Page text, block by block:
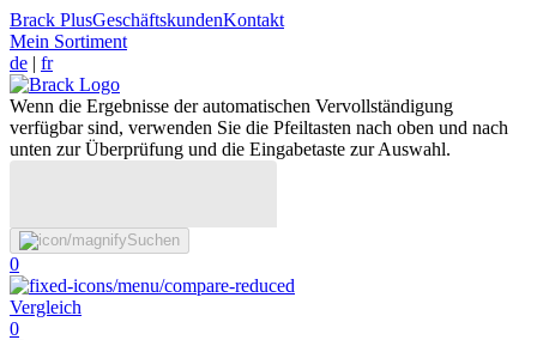
Brack PlusGeschäftskundenKontakt
Mein Sortiment
de | fr
Wenn die Ergebnisse der automatischen Vervollständigung
verfügbar sind, verwenden Sie die Pfeiltasten nach oben und nach
unten zur Überprüfung und die Eingabetaste zur Auswahl.
Suchen
0
Vergleich
0